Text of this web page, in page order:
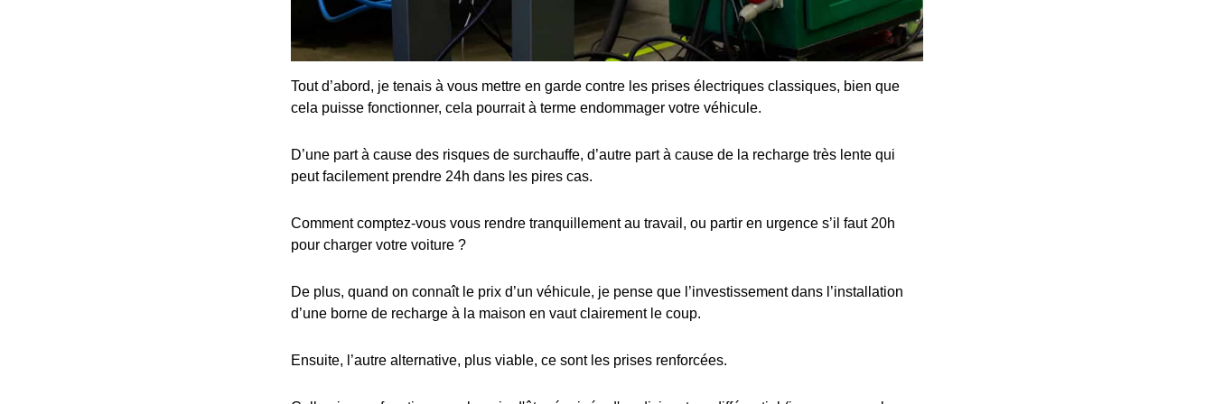
Tout d’abord, je tenais à vous mettre en garde contre les prises électriques classiques, bien que
cela puisse fonctionner, cela pourrait à terme endommager votre véhicule.
D’une part à cause des risques de surchauffe, d’autre part à cause de la recharge très lente qui
peut facilement prendre 24h dans les pires cas.
Comment comptez-vous vous rendre tranquillement au travail, ou partir en urgence s’il faut 20h
pour charger votre voiture ?
De plus, quand on connaît le prix d’un véhicule, je pense que l’investissement dans l’installation
d’une borne de recharge à la maison en vaut clairement le coup.
Ensuite, l’autre alternative, plus viable, ce sont les prises renforcées.